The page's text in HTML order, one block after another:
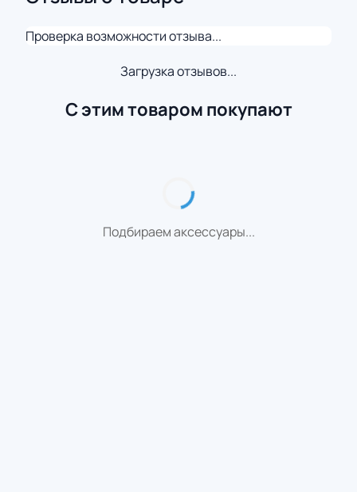
Проверка возможности отзыва...
Загрузка отзывов...
С этим товаром покупают
Подбираем аксессуары...